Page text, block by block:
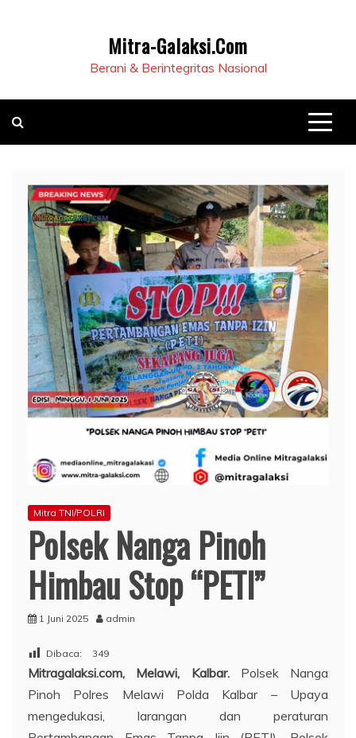
Mitra-Galaksi.Com
Berani & Berintegritas Nasional
Mitra TNI/POLRI
Polsek Nanga Pinoh
Himbau Stop “PETI”
1 Juni 2025 admin
Dibaca: 349
Mitragalaksi.com, Melawi, Kalbar. Polsek Nanga
Pinoh Polres Melawi Polda Kalbar – Upaya
mengedukasi, larangan dan peraturan